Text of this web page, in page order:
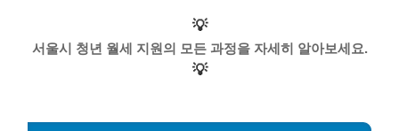
💡
서울시 청년 월세 지원의 모든 과정을 자세히 알아보세요.
💡